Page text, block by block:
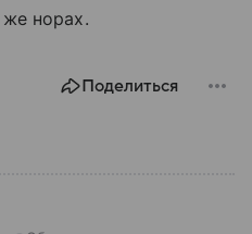
же норах.
Поделиться